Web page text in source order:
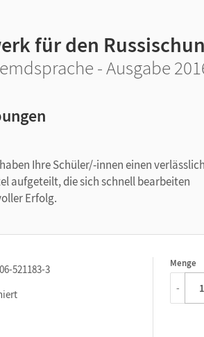
für den
- Ausgabe
haben Ihre Schüler/-innen einen
aufgeteilt, die sich schnell bearbeiten
Erfolg.
521183-3
Menge
1
-